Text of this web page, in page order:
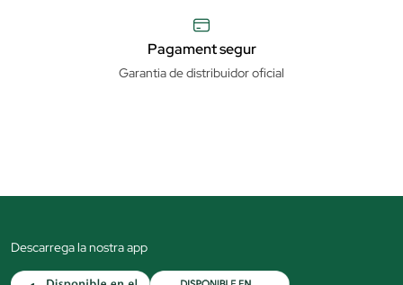
Pagament segur
Garantia de distribuidor oficial
Descarrega la nostra app